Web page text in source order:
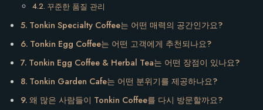
꾸준한 품질 관리
Tonkin Specialty Coffee는 어떤 매력의 공간인가요?
Tonkin Egg Coffee는 어떤 고객에게 추천되나요?
Tonkin Egg Coffee & Herbal Tea는 어떤 장점이 있나요?
Tonkin Garden Cafe는 어떤 분위기를 제공하나요?
왜 많은 사람들이 Tonkin Coffee를 다시 방문할까요?